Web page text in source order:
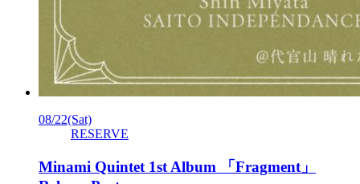
08/22(Sat)
RESERVE
Minami Quintet 1st Album 「Fragment」